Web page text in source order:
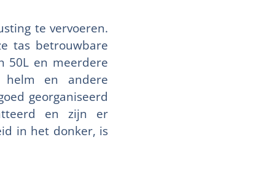
te vervoeren.
tas betrouwbare
50L en meerdere
helm en andere
georganiseerd
en zijn er
in het donker, is